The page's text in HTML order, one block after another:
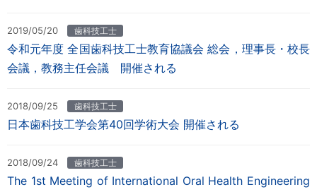
2019/05/20 歯科技工士
令和元年度 全国歯科技工士教育協議会 総会，理事長・校長
会議，教務主任会議 開催される
2018/09/25 歯科技工士
日本歯科技工学会第40回学術大会 開催される
2018/09/24 歯科技工士
The 1st Meeting of International Oral Health Engineering